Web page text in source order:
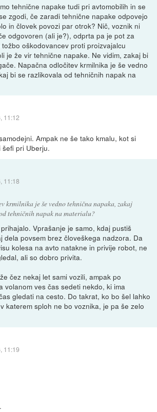
tehnične napake tudi pri avtomobilih in se
zgodi, če zaradi tehnične napake odpovejo
in človek povozi par otrok? Nič, voznik ni
odgovoren (ali je?), odprta pa je pot za
oškodovancev proti proizvajalcu
je že vir tehnične napake. Ne vidim, zakaj bi
Napačna odločitev krmilnika je še vedno
bi se razlikovala od tehničnih napak na
11:12
Ampak ne še tako kmalu, kot si
šefi pri Uberju.
11:18
krmilnika je še vedno tehnična napaka, zakaj
tehničnih napak na materialu?
Vprašanje je samo, kdaj pustiš
dela povsem brez človeškega nadzora. Da
kolesa na avto natakne in privije robot, ne
ali so dobro privita.
čez nekaj let sami vozili, ampak po
volanom ves čas sedeti nekdo, ki ima
gledati na cesto. Do takrat, ko bo šel lahko
katerem sploh ne bo voznika, je pa še zelo
11:19